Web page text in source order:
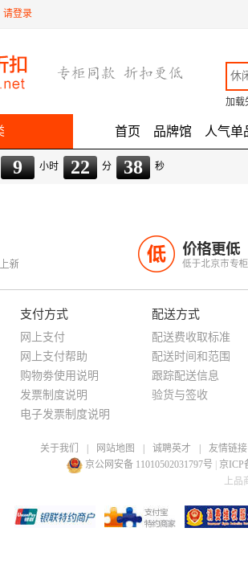
请登录
加载
首页 品牌馆 人气单
9 小时 22 分 37 秒
新
低 价格更低
低于北京市专
支付方式
网上支付
网上支付帮助
购物劵使用说明
发票制度说明
电子发票制度说明
配送方式
配送费收取标准
配送时间和范围
跟踪配送信息
验货与签收
关于我们 | 网站地图 | 诚聘英才 |
友情链接
京公网安备 11010502031797号 | 京ICP
上品